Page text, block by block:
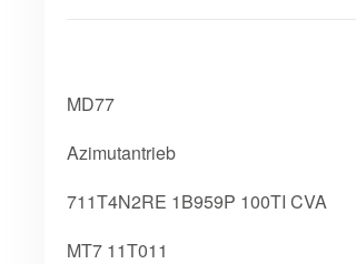
MD77
Azimutantrieb
711T4N2RE 1B959P 100TI CVA
MT7 11T011